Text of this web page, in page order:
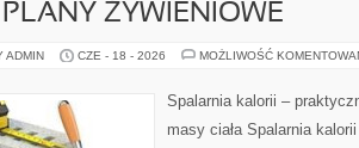
PLANY ŻYWIENIOWE
ADMIN CZE - 18 - 2026 MOŻLIWOŚĆ
Spalarnia kalorii –
masy ciała Spalarnia